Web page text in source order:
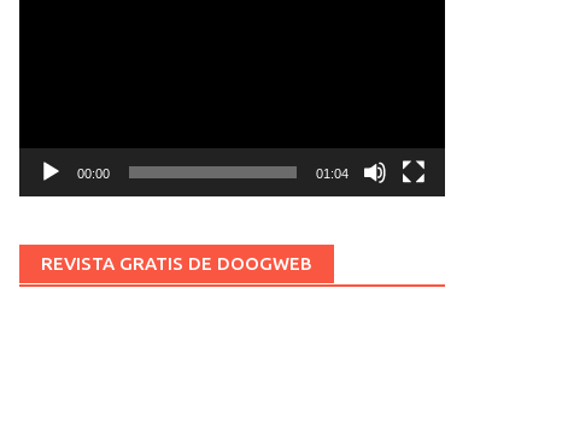
00:00 01:04
REVISTA GRATIS DE DOOGWEB